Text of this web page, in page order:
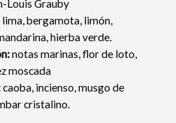
Louis Grauby
lima, bergamota, limón,
hierba verde.
notas marinas, flor de loto,
moscada
caoba, incienso, musgo de
cristalino.